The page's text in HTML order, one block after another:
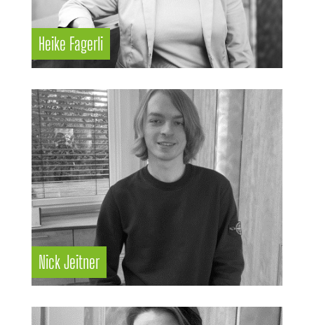
Heike Fagerli
Nick Jeitner